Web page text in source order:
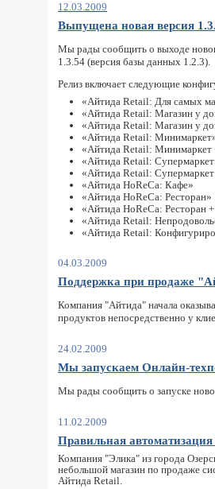
12.03.2009
Выпущена новая версия
Мы рады сообщить о выходе
1.3.54 (версия базы данных 1.2.3).
Релиз включает следующие
«Айтида Retail: Для самых
«Айтида Retail: Магазин у
«Айтида Retail: Магазин у
«Айтида Retail:
«Айтида Retail: Минимаркет
«Айтида Retail:
«Айтида Retail:
«Айтида HoReCa: Кафе»
«Айтида HoReCa: Ресторан»
«Айтида HoReCa: Ресторан
«Айтида Retail:
«Айтида Retail:
04.03.2009
Поддержка при продаже
Компания "Айтида" начала
продуктов непосредственно у
24.02.2009
Мы запускаем Онлайн-
Мы рады сообщить о запуске
11.02.2009
Правильная
Компания "Элика" из города
небольшой магазин по продаже
Айтида Retail.